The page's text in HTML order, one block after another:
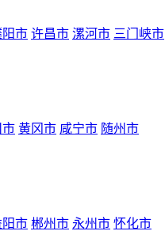
阳市 许昌市 漯河市 三门峡市
市 黄冈市 咸宁市 随州市
阳市 郴州市 永州市 怀化市